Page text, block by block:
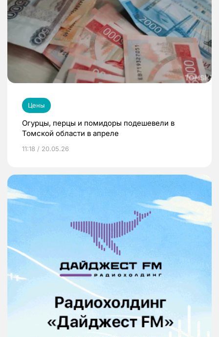
Цены
Огурцы, перцы и помидоры подешевели в
Томской области в апреле
11:18 / 20.05.26